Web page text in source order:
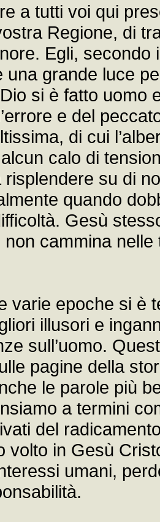
a tutti voi qui
Regione, di
Egli,
una grande luce
si è fatto uomo
e del
di cui
calo di
risplendere su di
quando
Gesù
cammina
varie epoche si è
illusori e
sull’uomo.
pagine della
le parole più
a termini
del
volto in Gesù
umani,